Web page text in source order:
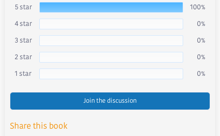
0
0
s
a
r
5 star
100%
4 star
0%
3 star
0%
2 star
0%
1 star
0%
Join the discussion
Share this book